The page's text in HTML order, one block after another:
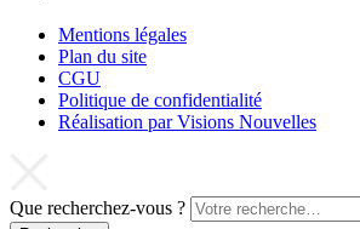
Mentions légales
Plan du site
CGU
Politique de confidentialité
Réalisation par Visions Nouvelles
Que recherchez-vous ?